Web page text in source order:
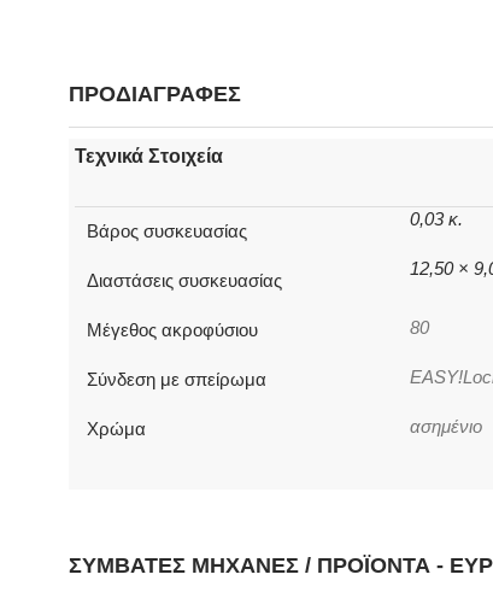
ΠΡΟΔΙΑΓΡΑΦΕΣ
Τεχνικά Στοιχεία
Βάρος συσκευασίας
0,03 κ.
Διαστάσεις συσκευασίας
12,50 ×
Μέγεθος ακροφύσιου 80
Σύνδεση με σπείρωμα
Χρώμα ασημένιο
ΣΥΜΒΑΤΈΣ ΜΗΧΑΝΈΣ / ΠΡΟΪΌΝΤΑ -